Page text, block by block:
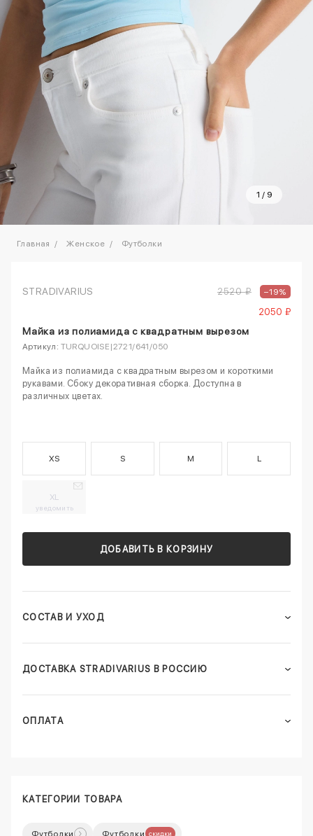
1 / 9
Главная Женское Футболки
STRADIVARIUS 2520 ₽ –19%
2050 ₽
Майка из полиамида с квадратным вырезом
Артикул: TURQUOISE|2721/641/050
Майка из полиамида с квадратным вырезом и короткими
рукавами. Сбоку декоративная сборка. Доступна в
различных цветах.
XS S M L
XL
уведомить
ДОБАВИТЬ В КОРЗИНУ
СОСТАВ И УХОД
ДОСТАВКА STRADIVARIUS В РОССИЮ
ОПЛАТА
КАТЕГОРИИ ТОВАРА
Футболки Футболки скидки